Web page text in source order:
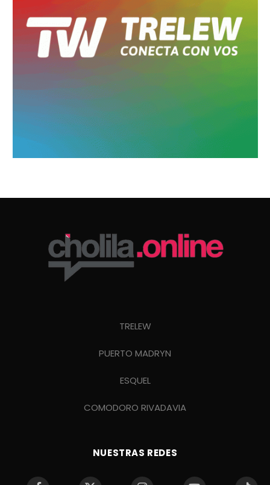
TRELEW
PUERTO MADRYN
ESQUEL
COMODORO RIVADAVIA
NUESTRAS REDES